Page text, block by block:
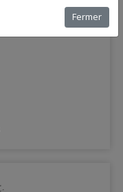
Fermer